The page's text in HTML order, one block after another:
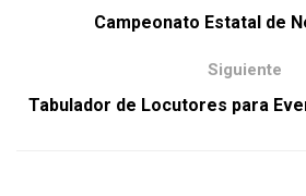
Campeonato Estatal de
Siguiente
Tabulador de Locutores para